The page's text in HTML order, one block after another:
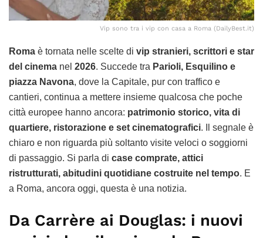
Vip sono tra i vip con casa a Roma (DailyBest.it)
Roma è tornata nelle scelte di vip stranieri, scrittori e star
del cinema nel 2026. Succede tra Parioli, Esquilino e
piazza Navona, dove la Capitale, pur con traffico e
cantieri, continua a mettere insieme qualcosa che poche
città europee hanno ancora: patrimonio storico, vita di
quartiere, ristorazione e set cinematografici. Il segnale è
chiaro e non riguarda più soltanto visite veloci o soggiorni
di passaggio. Si parla di case comprate, attici
ristrutturati, abitudini quotidiane costruite nel tempo. E
a Roma, ancora oggi, questa è una notizia.
Da Carrère ai Douglas: i nuovi